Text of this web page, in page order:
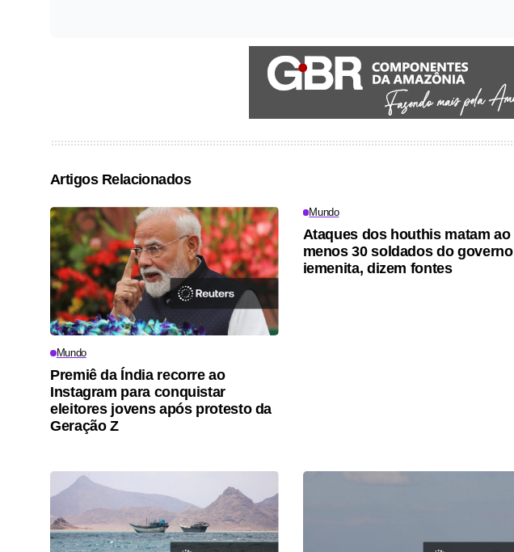
Artigos Relacionados
Mundo
Premiê da Índia recorre ao
Instagram para conquistar
eleitores jovens após protesto da
Geração Z
Mundo
Ataques dos houthis matam ao
menos 30 soldados do governo
iemenita, dizem fontes